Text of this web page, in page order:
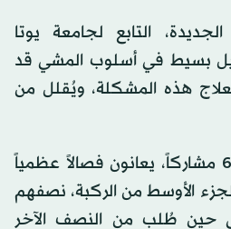
التابع لجامعة يوتا
بسيط في أسلوب المشي قد
هذه المشكلة، ويُقلل من
وأجريت الدراسة على 68 مشاركاً، يعانون فصالاً عظمياً
الأوسط من الركبة، نصفهم
حين طُلب من النصف الآخر